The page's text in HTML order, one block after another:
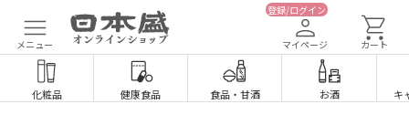
メニュー
登録/ログイン
マイページ カート
化粧品 健康食品 食品・ 甘酒 お酒 キ